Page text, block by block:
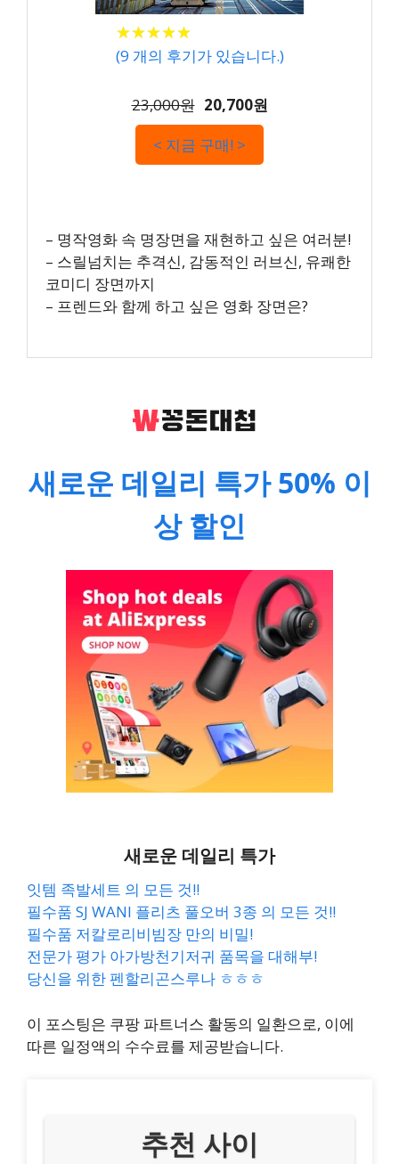
★★★★★
★★★★★
(9 개의 후기가 있습니다.)
23,000원 20,700원
< 지금 구매! >
– 명작영화 속 명장면을 재현하고 싶은 여러분!
– 스릴넘치는 추격신, 감동적인 러브신, 유쾌한
코미디 장면까지
– 프렌드와 함께 하고 싶은 영화 장면은?
새로운 데일리 특가 50% 이
상 할인
새로운 데일리 특가
잇템 족발세트 의 모든 것!!
필수품 SJ WANI 플리츠 풀오버 3종 의 모든 것!!
필수품 저칼로리비빔장 만의 비밀!
전문가 평가 아가방천기저귀 품목을 대해부!
당신을 위한 펜할리곤스루나 ㅎㅎㅎ
이 포스팅은 쿠팡 파트너스 활동의 일환으로, 이에
따른 일정액의 수수료를 제공받습니다.
추천 사이